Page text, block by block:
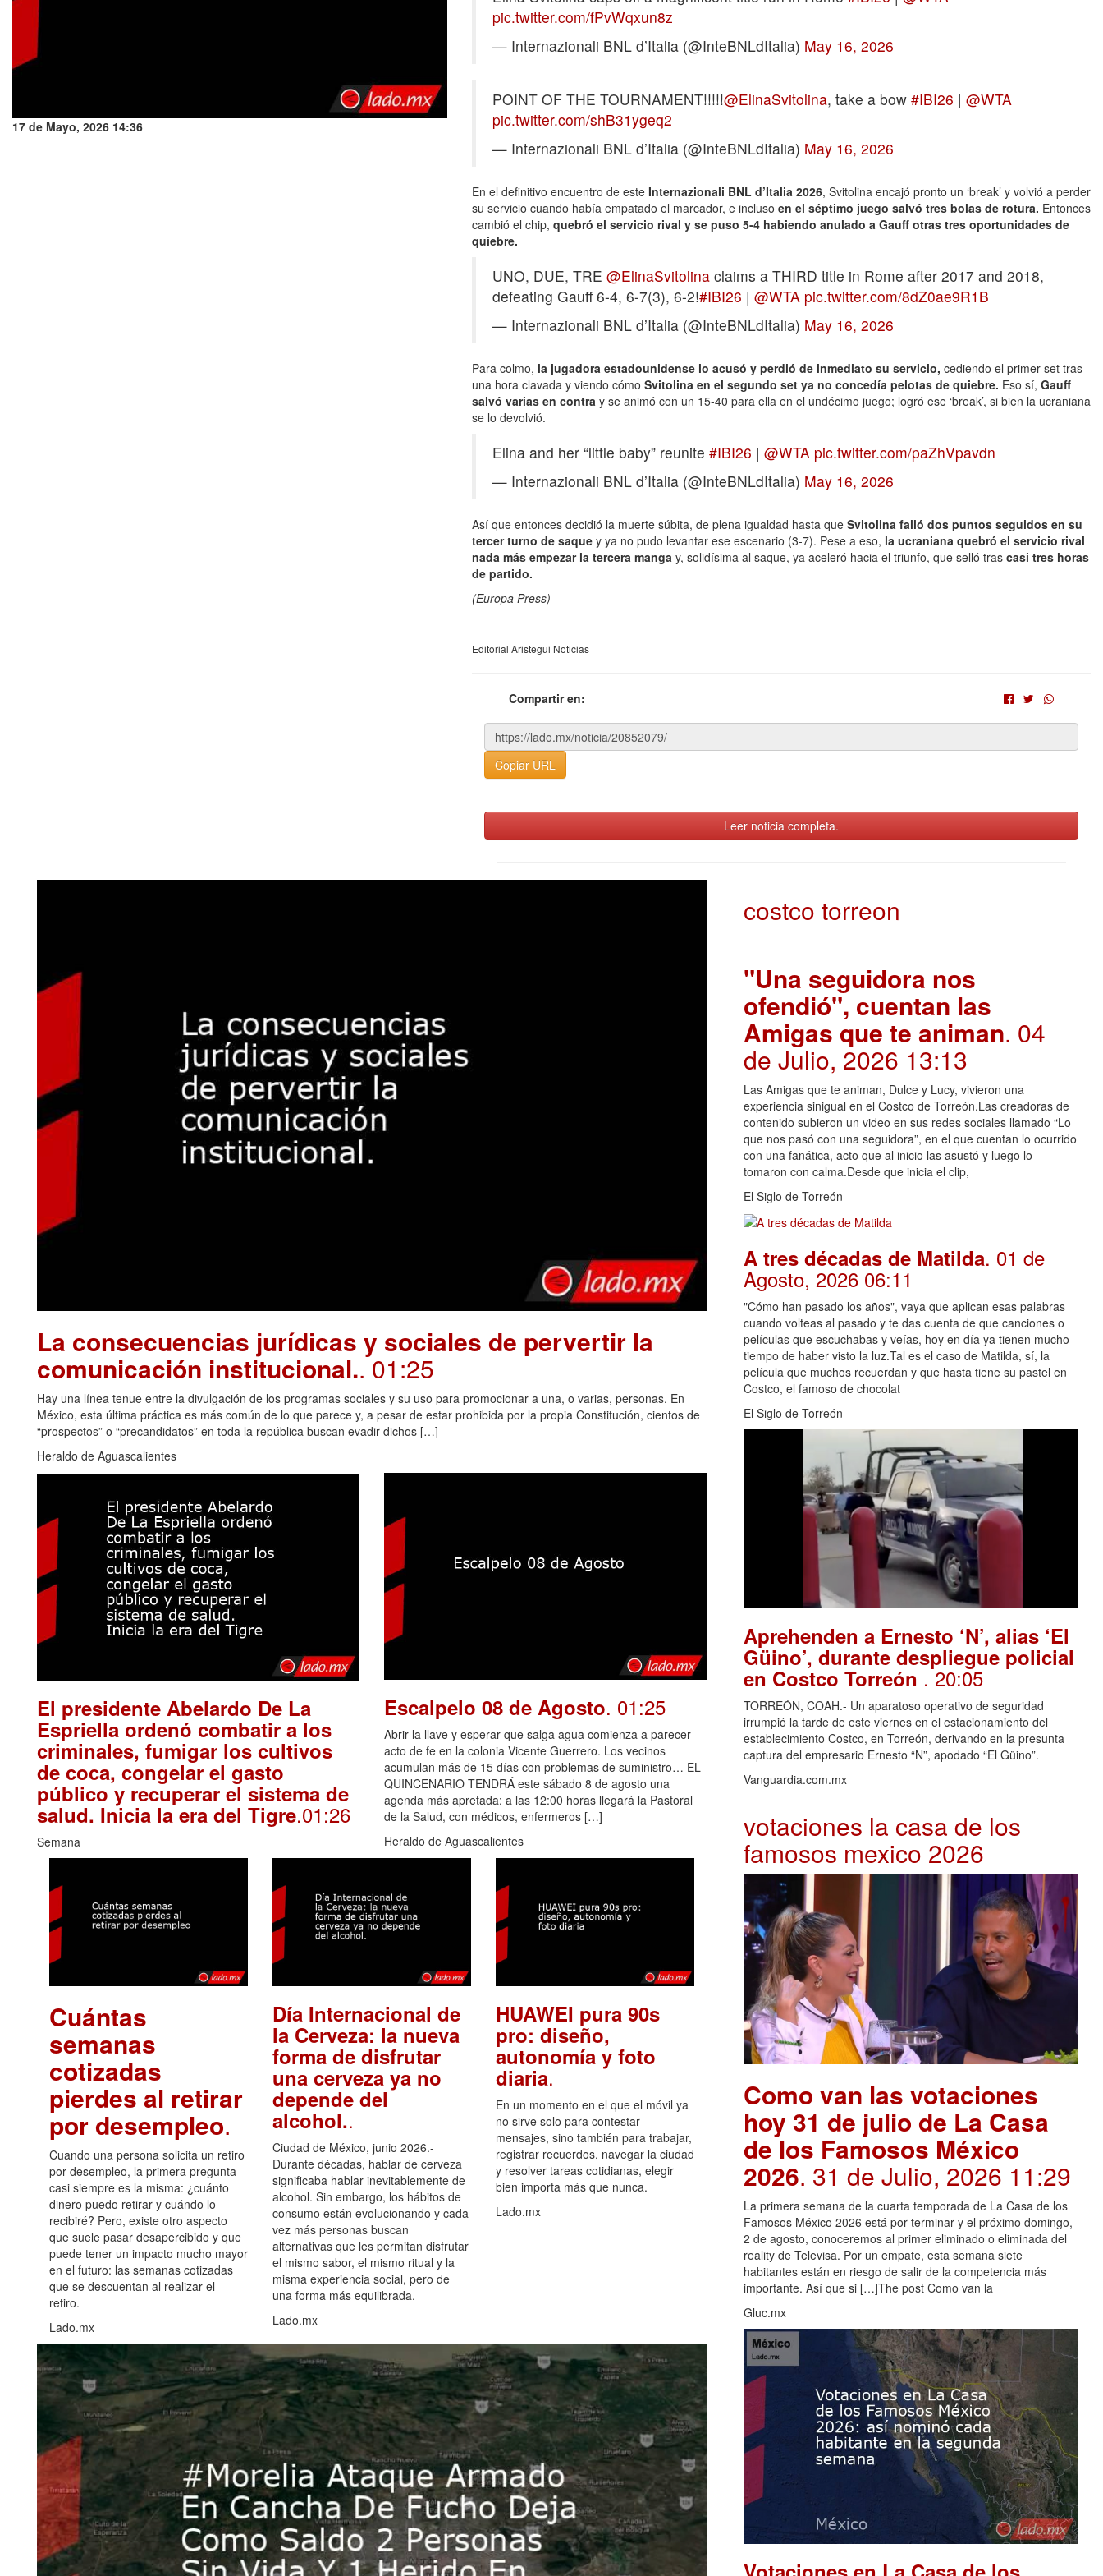
17 de Mayo, 2026 14:36
pic.twitter.com/fPvWqxun8z
— Internazionali BNL d’Italia (@InteBNLdItalia) May 16, 2026
POINT OF THE TOURNAMENT!!!!!@ElinaSvitolina, take a bow #IBI26 | @WTA
pic.twitter.com/shB31ygeq2
— Internazionali BNL d’Italia (@InteBNLdItalia) May 16, 2026
En el definitivo encuentro de este Internazionali BNL d’Italia 2026, Svitolina encajó pronto un ‘break’ y volvió a perder
su servicio cuando había empatado el marcador, e incluso en el séptimo juego salvó tres bolas de rotura. Entonces
cambió el chip, quebró el servicio rival y se puso 5-4 habiendo anulado a Gauff otras tres oportunidades de
quiebre.
UNO, DUE, TRE @ElinaSvitolina claims a THIRD title in Rome after 2017 and 2018,
defeating Gauff 6-4, 6-7(3), 6-2!#IBI26 | @WTA pic.twitter.com/8dZ0ae9R1B
— Internazionali BNL d’Italia (@InteBNLdItalia) May 16, 2026
Para colmo, la jugadora estadounidense lo acusó y perdió de inmediato su servicio, cediendo el primer set tras
una hora clavada y viendo cómo Svitolina en el segundo set ya no concedía pelotas de quiebre. Eso sí, Gauff
salvó varias en contra y se animó con un 15-40 para ella en el undécimo juego; logró ese ‘break’, si bien la ucraniana
se lo devolvió.
Elina and her “little baby” reunite #IBI26 | @WTA pic.twitter.com/paZhVpavdn
— Internazionali BNL d’Italia (@InteBNLdItalia) May 16, 2026
Así que entonces decidió la muerte súbita, de plena igualdad hasta que Svitolina falló dos puntos seguidos en su
tercer turno de saque y ya no pudo levantar ese escenario (3-7). Pese a eso, la ucraniana quebró el servicio rival
nada más empezar la tercera manga y, solidísima al saque, ya aceleró hacia el triunfo, que selló tras casi tres horas
de partido.
(Europa Press)
Editorial Aristegui Noticias
Compartir en:
Copiar URL
Leer noticia completa.
La consecuencias jurídicas y sociales de pervertir la
comunicación institucional.. 01:25
Hay una línea tenue entre la divulgación de los programas sociales y su uso para promocionar a una, o varias, personas. En
México, esta última práctica es más común de lo que parece y, a pesar de estar prohibida por la propia Constitución, cientos de
“prospectos” o “precandidatos” en toda la república buscan evadir dichos […]
Heraldo de Aguascalientes
El presidente Abelardo De La
Espriella ordenó combatir a los
criminales, fumigar los cultivos
de coca, congelar el gasto
público y recuperar el sistema de
salud. Inicia la era del Tigre.01:26
Semana
Escalpelo 08 de Agosto. 01:25
Abrir la llave y esperar que salga agua comienza a parecer
acto de fe en la colonia Vicente Guerrero. Los vecinos
acumulan más de 15 días con problemas de suministro… EL
QUINCENARIO TENDRÁ este sábado 8 de agosto una
agenda más apretada: a las 12:00 horas llegará la Pastoral
de la Salud, con médicos, enfermeros […]
Heraldo de Aguascalientes
Cuántas
semanas
cotizadas
pierdes al retirar
por desempleo.
Cuando una persona solicita un retiro
por desempleo, la primera pregunta
casi siempre es la misma: ¿cuánto
dinero puedo retirar y cuándo lo
recibiré? Pero, existe otro aspecto
que suele pasar desapercibido y que
puede tener un impacto mucho mayor
en el futuro: las semanas cotizadas
que se descuentan al realizar el
retiro.
Lado.mx
Día Internacional de
la Cerveza: la nueva
forma de disfrutar
una cerveza ya no
depende del
alcohol..
Ciudad de México, junio 2026.-
Durante décadas, hablar de cerveza
significaba hablar inevitablemente de
alcohol. Sin embargo, los hábitos de
consumo están evolucionando y cada
vez más personas buscan
alternativas que les permitan disfrutar
el mismo sabor, el mismo ritual y la
misma experiencia social, pero de
una forma más equilibrada.
Lado.mx
HUAWEI pura 90s
pro: diseño,
autonomía y foto
diaria.
En un momento en el que el móvil ya
no sirve solo para contestar
mensajes, sino también para trabajar,
registrar recuerdos, navegar la ciudad
y resolver tareas cotidianas, elegir
bien importa más que nunca.
Lado.mx
costco torreon
"Una seguidora nos
ofendió", cuentan las
Amigas que te animan. 04
de Julio, 2026 13:13
Las Amigas que te animan, Dulce y Lucy, vivieron una
experiencia sinigual en el Costco de Torreón.Las creadoras de
contenido subieron un video en sus redes sociales llamado “Lo
que nos pasó con una seguidora”, en el que cuentan lo ocurrido
con una fanática, acto que al inicio las asustó y luego lo
tomaron con calma.Desde que inicia el clip,
El Siglo de Torreón
A tres décadas de Matilda. 01 de
Agosto, 2026 06:11
"Cómo han pasado los años", vaya que aplican esas palabras
cuando volteas al pasado y te das cuenta de que canciones o
películas que escuchabas y veías, hoy en día ya tienen mucho
tiempo de haber visto la luz.Tal es el caso de Matilda, sí, la
película que muchos recuerdan y que hasta tiene su pastel en
Costco, el famoso de chocolat
El Siglo de Torreón
Aprehenden a Ernesto ‘N’, alias ‘El
Güino’, durante despliegue policial
en Costco Torreón . 20:05
TORREÓN, COAH.- Un aparatoso operativo de seguridad
irrumpió la tarde de este viernes en el estacionamiento del
establecimiento Costco, en Torreón, derivando en la presunta
captura del empresario Ernesto “N”, apodado “El Güino”.
Vanguardia.com.mx
votaciones la casa de los
famosos mexico 2026
Como van las votaciones
hoy 31 de julio de La Casa
de los Famosos México
2026. 31 de Julio, 2026 11:29
La primera semana de la cuarta temporada de La Casa de los
Famosos México 2026 está por terminar y el próximo domingo,
2 de agosto, conoceremos al primer eliminado o eliminada del
reality de Televisa. Por un empate, esta semana siete
habitantes están en riesgo de salir de la competencia más
importante. Así que si […]The post Como van la
Gluc.mx